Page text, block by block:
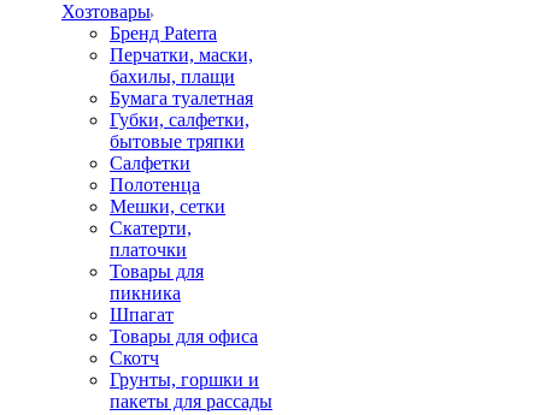
Хозтовары
Бренд Paterra
Перчатки, маски,
бахилы, плащи
Бумага туалетная
Губки, салфетки,
бытовые тряпки
Салфетки
Полотенца
Мешки, сетки
Скатерти,
платочки
Товары для
пикника
Шпагат
Товары для офиса
Скотч
Грунты, горшки и
пакеты для рассады